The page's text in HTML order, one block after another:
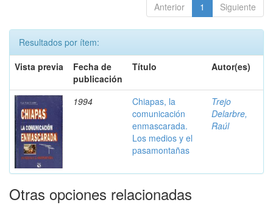
Anterior 1 Siguiente
Resultados por ítem:
Vista previa
Fecha de
publicación
Título Autor(es)
1994
Chiapas, la
comunicación
enmascarada.
Los medios y el
pasamontañas
Trejo
Delarbre,
Raúl
Otras opciones relacionadas